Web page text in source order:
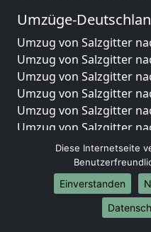
Umzüge-
Umzug von Salzgitter
Umzug von Salzgitter
Umzug von Salzgitter
Umzug von Salzgitter
Umzug von Salzgitter
Umzug von Salzgitter
Umzug von Salzgitter
Umzug von Salzgitter
Umzug von Salzgitter
Umzug von Salzgitter
Umzug von Salzgitter
Diese Internetseite
Einverstanden